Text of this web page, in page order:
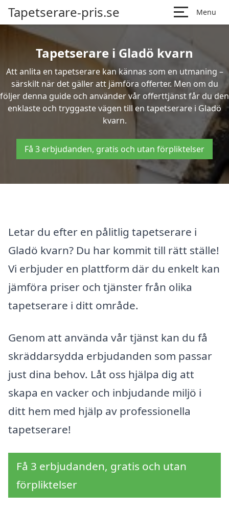
Tapetserare-pris.se Menu
Tapetserare i Gladö kvarn
Att anlita en tapetserare kan kännas som en utmaning –
särskilt när det gäller att jämföra offerter. Men om du
följer denna guide och använder vår offerttjänst får du den
enklaste och tryggaste vägen till en tapetserare i Gladö
kvarn.
Få 3 erbjudanden, gratis och utan förpliktelser
Letar du efter en pålitlig tapetserare i
Gladö kvarn? Du har kommit till rätt ställe!
Vi erbjuder en plattform där du enkelt kan
jämföra priser och tjänster från olika
tapetserare i ditt område.
Genom att använda vår tjänst kan du få
skräddarsydda erbjudanden som passar
just dina behov. Låt oss hjälpa dig att
skapa en vacker och inbjudande miljö i
ditt hem med hjälp av professionella
tapetserare!
Få 3 erbjudanden, gratis och utan
förpliktelser